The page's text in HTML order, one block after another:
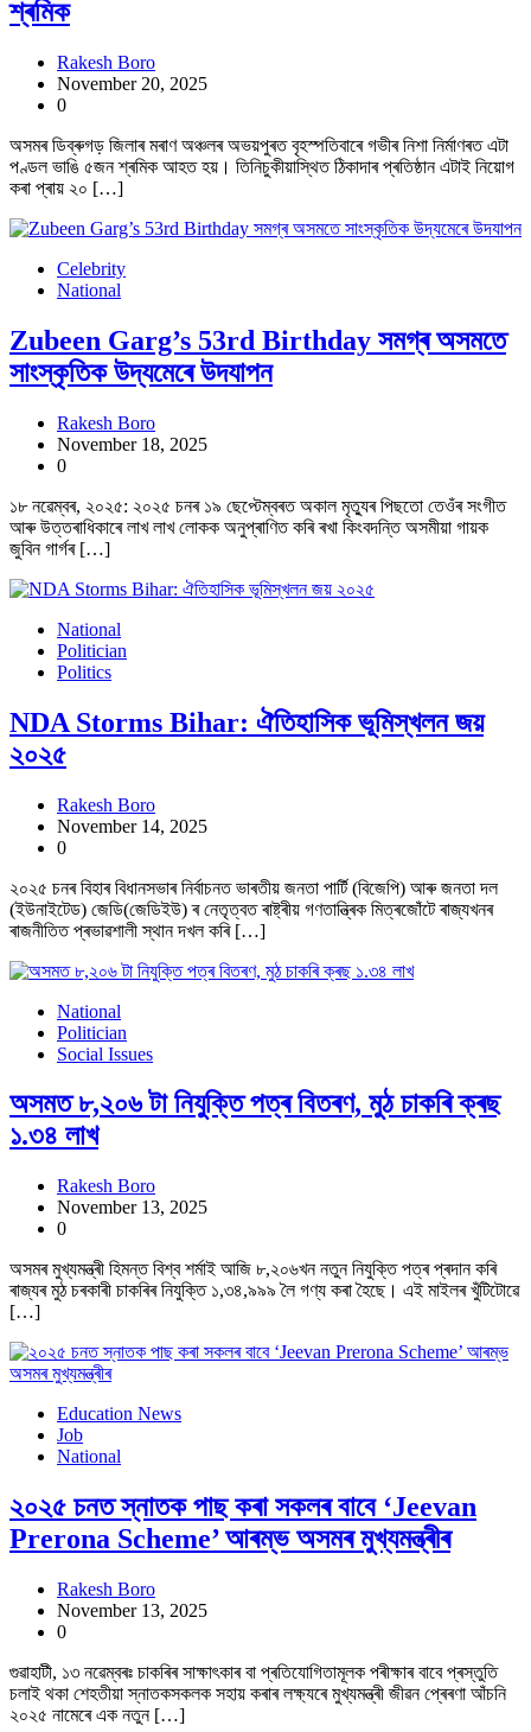
শ্ৰমিক
Rakesh Boro
November 20, 2025
0
অসমৰ ডিব্ৰুগড় জিলাৰ মৰাণ অঞ্চলৰ অভয়পুৰত বৃহস্পতিবাৰে গভীৰ নিশা নিৰ্মাণৰত এটা
পণ্ডল ভাঙি ৫জন শ্ৰমিক আহত হয়। তিনিচুকীয়াস্থিত ঠিকাদাৰ প্ৰতিষ্ঠান এটাই নিয়োগ
কৰা প্ৰায় ২০ […]
Celebrity
National
Zubeen Garg’s 53rd Birthday সমগ্ৰ অসমতে
সাংস্কৃতিক উদ্যমেৰে উদযাপন
Rakesh Boro
November 18, 2025
0
১৮ নৱেম্বৰ, ২০২৫: ২০২৫ চনৰ ১৯ ছেপ্টেম্বৰত অকাল মৃত্যুৰ পিছতো তেওঁৰ সংগীত
আৰু উত্তৰাধিকাৰে লাখ লাখ লোকক অনুপ্ৰাণিত কৰি ৰখা কিংবদন্তি অসমীয়া গায়ক
জুবিন গাৰ্গৰ […]
National
Politician
Politics
NDA Storms Bihar: ঐতিহাসিক ভূমিস্খলন জয়
২০২৫
Rakesh Boro
November 14, 2025
0
২০২৫ চনৰ বিহাৰ বিধানসভাৰ নিৰ্বাচনত ভাৰতীয় জনতা পাৰ্টি (বিজেপি) আৰু জনতা দল
(ইউনাইটেড) জেডি(জেডিইউ) ৰ নেতৃত্বত ৰাষ্ট্ৰীয় গণতান্ত্ৰিক মিত্ৰজোঁটে ৰাজ্যখনৰ
ৰাজনীতিত প্ৰভাৱশালী স্থান দখল কৰি […]
National
Politician
Social Issues
অসমত ৮,২০৬ টা নিযুক্তি পত্ৰ বিতৰণ, মুঠ চাকৰি ক্ৰছ
১.৩৪ লাখ
Rakesh Boro
November 13, 2025
0
অসমৰ মুখ্যমন্ত্ৰী হিমন্ত বিশ্ব শৰ্মাই আজি ৮,২০৬খন নতুন নিযুক্তি পত্ৰ প্ৰদান কৰি
ৰাজ্যৰ মুঠ চৰকাৰী চাকৰিৰ নিযুক্তি ১,৩৪,৯৯৯ লৈ গণ্য কৰা হৈছে। এই মাইলৰ খুঁটিটোৱে
[…]
Education News
Job
National
২০২৫ চনত স্নাতক পাছ কৰা সকলৰ বাবে ‘Jeevan
Prerona Scheme’ আৰম্ভ অসমৰ মুখ্যমন্ত্ৰীৰ
Rakesh Boro
November 13, 2025
0
গুৱাহাটী, ১৩ নৱেম্বৰঃ চাকৰিৰ সাক্ষাৎকাৰ বা প্ৰতিযোগিতামূলক পৰীক্ষাৰ বাবে প্ৰস্তুতি
চলাই থকা শেহতীয়া স্নাতকসকলক সহায় কৰাৰ লক্ষ্যৰে মুখ্যমন্ত্ৰী জীৱন প্ৰেৰণা আঁচনি
২০২৫ নামেৰে এক নতুন […]